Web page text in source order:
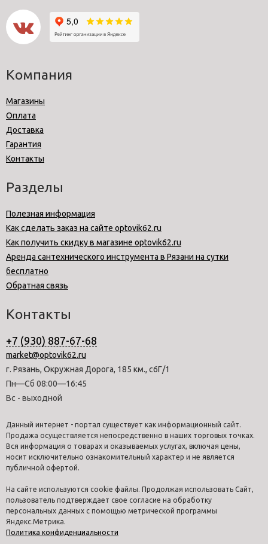
Компания
Магазины
Оплата
Доставка
Гарантия
Контакты
Разделы
Полезная информация
Как сделать заказ на сайте optovik62.ru
Как получить скидку в магазине optovik62.ru
Аренда сантехнического инструмента в Рязани на сутки
бесплатно
Обратная связь
Контакты
+7 (930) 887-67-68
market@optovik62.ru
г. Рязань, Окружная Дорога, 185 км., с6Г/1
Пн—Сб 08:00—16:45
Вс - выходной
Данный интернет - портал существует как информационный сайт.
Продажа осуществляется непосредственно в наших торговых точках.
Вся информация о товарах и оказываемых услугах, включая цены,
носит исключительно ознакомительный характер и не является
публичной офертой.
На сайте используются cookie файлы. Продолжая использовать Сайт,
пользователь подтверждает свое согласие на обработку
персональных данных с помощью метрической программы
Яндекс.Метрика.
Политика конфиденциальности